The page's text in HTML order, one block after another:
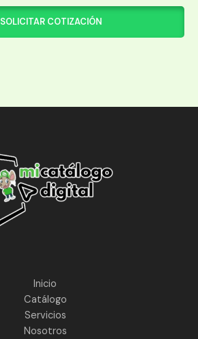
SOLICITAR COTIZACIÓN
Inicio
Catálogo
Servicios
Nosotros